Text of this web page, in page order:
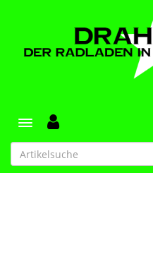
Toggle navigation